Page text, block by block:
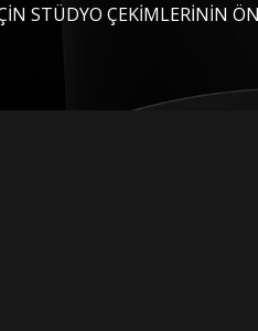
STÜDYO ÇEKIMLERININ